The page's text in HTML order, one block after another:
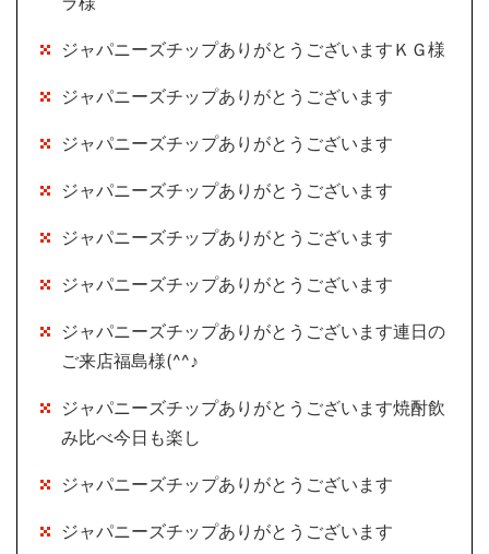
ジャパニーズチップありがとうございますＫＧ様
ジャパニーズチップありがとうございます
ジャパニーズチップありがとうございます
ジャパニーズチップありがとうございます
ジャパニーズチップありがとうございます
ジャパニーズチップありがとうございます
ジャパニーズチップありがとうございます連日の
ご来店福島様(^^♪
ジャパニーズチップありがとうございます焼酎飲
み比べ今日も楽し
ジャパニーズチップありがとうございます
ジャパニーズチップありがとうございます